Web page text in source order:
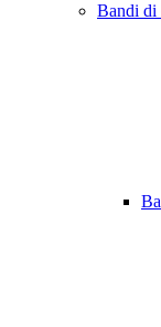
Bandi di